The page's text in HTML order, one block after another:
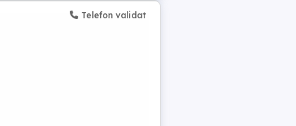
Telefon validat